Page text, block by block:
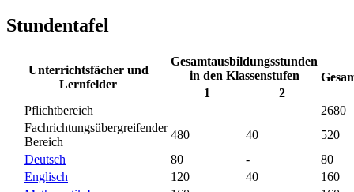
Stundentafel
Unterrichtsfächer und
Lernfelder
Gesamtausbildungsstunden
in den Klassenstufen
1
2
Pflichtbereich
2680
Fachrichtungsübergreifender
Bereich
480 40
520
Deutsch
80 -
80
Englisch
120 40
160